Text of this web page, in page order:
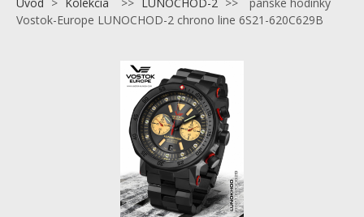
Úvod > Kolekcia >> LUNOCHOD-2 >>
pánske hodinky
Vostok-Europe LUNOCHOD-2 chrono line 6S21-620C629B